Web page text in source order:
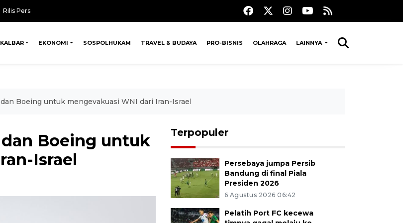
Rilis Pers
KALBAR EKONOMI SOSPOLHUKAM TRAVEL & BUDAYA PRO-BISNIS OLAHRAGA LAINNYA
Boeing untuk mengevakuasi WNI dari Iran-Israel
Boeing untuk
Israel
Terpopuler
Persebaya jumpa Persib
Bandung di final Piala
Presiden 2026
6 Agustus 2026 06:42
Pelatih Port FC kecewa